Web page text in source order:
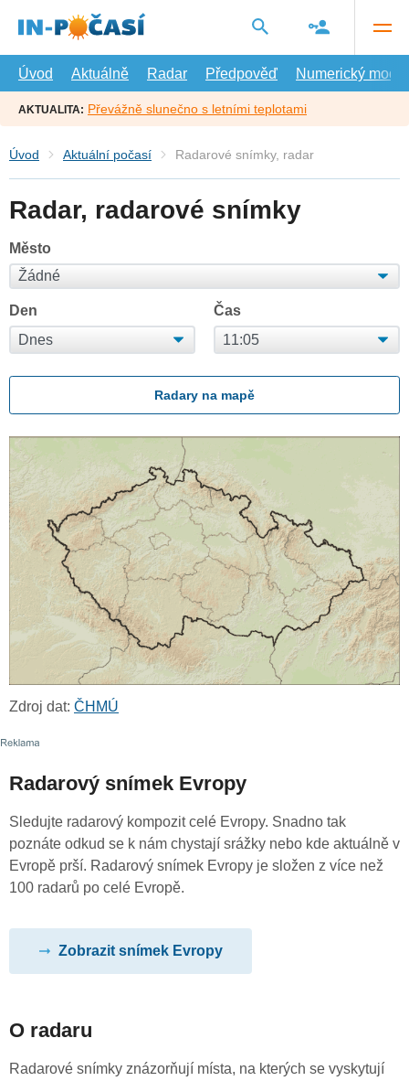
hlavní
Úvod
Aktuálně Radar Předpověď Numerický model
AKTUALITA: Převážně slunečno s letními teplotami
Úvod Aktuální počasí Radarové snímky, radar
Radar, radarové snímky
Město
Den Čas
Radary na mapě
Zdroj dat: ČHMÚ
Radarový snímek Evropy
Sledujte radarový kompozit celé Evropy. Snadno tak
poznáte odkud se k nám chystají srážky nebo kde aktuálně v
Evropě prší. Radarový snímek Evropy je složen z více než
100 radarů po celé Evropě.
Zobrazit snímek Evropy
O radaru
Radarové snímky znázorňují místa, na kterých se vyskytují